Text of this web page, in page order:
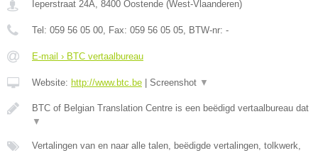
Ieperstraat 24A, 8400 Oostende (West-Vlaanderen)
Tel: 059 56 05 00, Fax: 059 56 05 05, BTW-nr: -
E-mail › BTC vertaalbureau
Website: http://www.btc.be Screenshot ▼
BTC of Belgian Translation Centre is een beëdigd vertaalbureau dat
▼
Vertalingen van en naar alle talen, beëdigde vertalingen, tolkwerk,